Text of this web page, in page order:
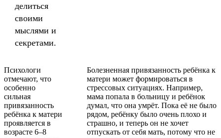
делиться
своими
мыслями и
секретами.
Психологи
отмечают, что
особенно
сильная
привязанность
ребёнка к матери
проявляется в
возрасте 6–8
Болезненная привязанность ребёнка к
матери может формироваться в
стрессовых ситуациях. Например,
мама попала в больницу и ребёнок
думал, что она умрёт. Пока её не было
рядом, ребёнку было очень плохо и
страшно, и теперь он не хочет
отпускать от себя мать, потому что не